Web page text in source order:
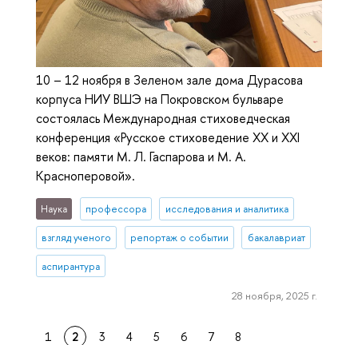
10 – 12 ноября в Зеленом зале дома Дурасова
корпуса НИУ ВШЭ на Покровском бульваре
состоялась Международная стиховедческая
конференция «Русское стиховедение XX и XXI
веков: памяти М. Л. Гаспарова и М. А.
Красноперовой».
Наука профессора исследования и аналитика
взгляд ученого репортаж о событии бакалавриат
аспирантура
28 ноября, 2025 г.
1 2 3 4 5 6 7 8